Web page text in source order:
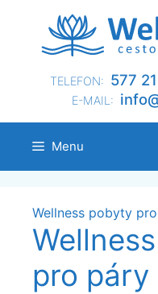
TELEFON: 577
E-MAIL:
Menu
Wellness pobyty
pro páry